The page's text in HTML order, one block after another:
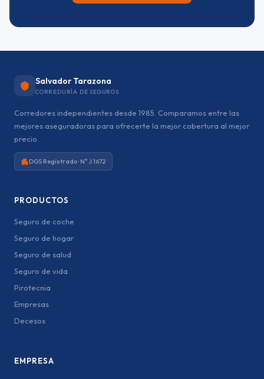
Salvador Tarazona
CORREDURÍA DE SEGUROS
Corredores independientes desde 1985. Comparamos entre las
mejores aseguradoras para ofrecerte la mejor cobertura al mejor
precio.
DGS Registrado · Nº J.1672
PRODUCTOS
Seguro de coche
Seguro de hogar
Seguro de salud
Seguro de vida
Pirotecnia
Empresas
Decesos
EMPRESA